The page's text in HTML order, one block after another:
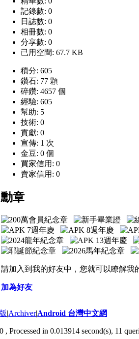
記錄數: 0
日誌數: 0
相冊數: 0
分享數: 0
已用空間: 67.7 KB
積分: 605
鑽石: 77 顆
碎鑽: 4657 個
經驗: 605
幫助: 5
技術: 0
貢獻: 0
宣傳: 1 次
金豆: 0 個
買家信用: 0
賣家信用: 0
勳章
請加入到我的好友中，您就可以瞭解我
加為好友
|Archiver|Android 台灣中文網
, Processed in 0.013914 second(s), 11